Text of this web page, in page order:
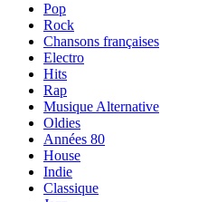
Pop
Rock
Chansons françaises
Electro
Hits
Rap
Musique Alternative
Oldies
Années 80
House
Indie
Classique